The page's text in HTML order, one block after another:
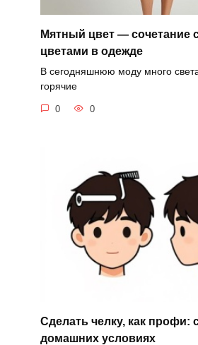
Мятный цвет — сочетание
цветами в одежде
В сегодняшнюю моду много
горячие
0 0
Сделать челку, как профи:
домашних условиях